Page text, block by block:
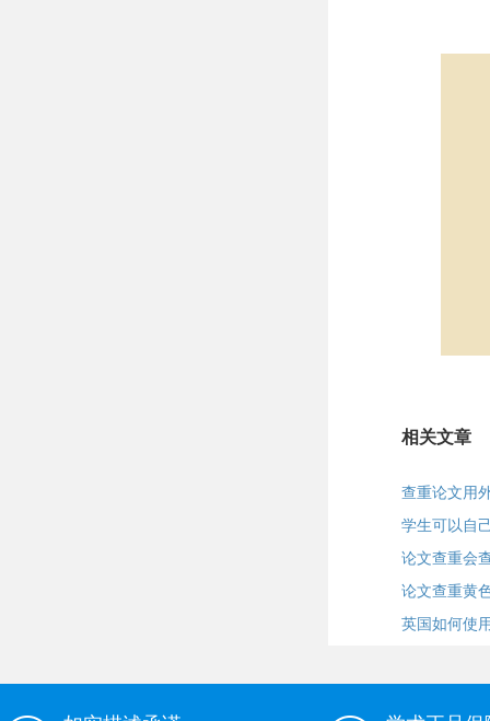
相关文章
查重论文用
学生可以自
论文查重会
论文查重黄
英国如何使